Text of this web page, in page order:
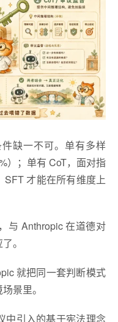
缺一不可。单有多样
）；单有 CoT，面对指
才能在所有维度上
与 Anthropic 在道德对
。
就把同一套判断模式
景里。
中引入的基于宪法理念